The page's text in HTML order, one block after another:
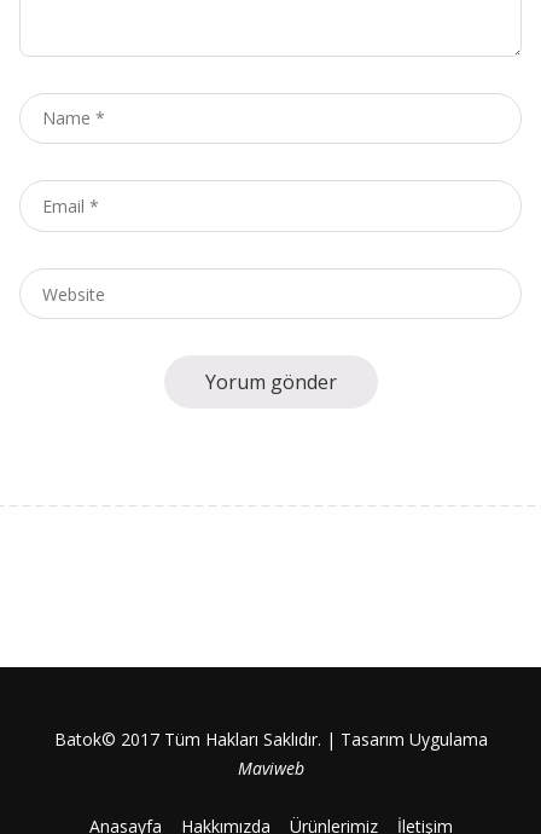
Name
Email
Website
Batok© 2017 Tüm Hakları Saklıdır. | Tasarım Uygulama
Maviweb
Anasayfa Hakkımızda Ürünlerimiz İletişim